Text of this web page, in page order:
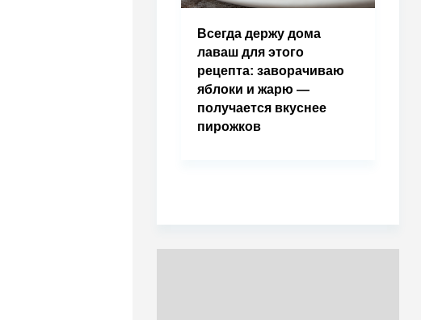
Всегда держу дома
лаваш для этого
рецепта: заворачиваю
яблоки и жарю —
получается вкуснее
пирожков